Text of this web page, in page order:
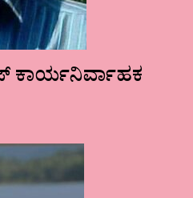
ಕಾರ್ಯನಿರ್ವಾಹಕ